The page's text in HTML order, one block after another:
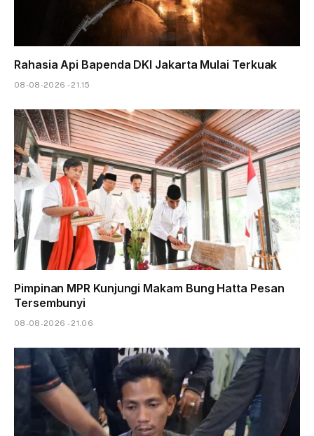
Rahasia Api Bapenda DKI Jakarta Mulai Terkuak
08-08-2026 - 21.15
Pimpinan MPR Kunjungi Makam Bung Hatta Pesan
Tersembunyi
08-08-2026 - 21.06